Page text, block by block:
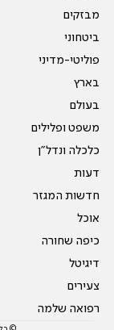
מבזקים
ביטחוני
פוליטי-מדיני
בארץ
בעולם
משפט ופלילים
כלכלה ונדל"ן
דעות
חדשות המגזר
אוכל
כיפה שחורה
דיגיטל
צעירים
רפואה שלמה